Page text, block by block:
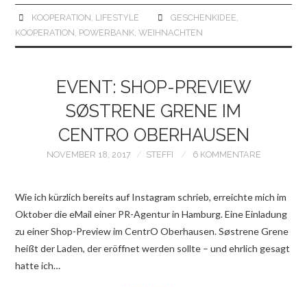
KOOPERATION, LIFESTYLE GESCHENKIDEE,
KOOPERATION, POWERBANK,WEIHNACHTEN
EVENT: SHOP-PREVIEW
SØSTRENE GRENE IM
CENTRO OBERHAUSEN
NOVEMBER 18, 2017 STEFFI 6 KOMMENTARE
Wie ich kürzlich bereits auf Instagram schrieb, erreichte mich im
Oktober die eMail einer PR-Agentur in Hamburg. Eine Einladung
zu einer Shop-Preview im CentrO Oberhausen. Søstrene Grene
heißt der Laden, der eröffnet werden sollte – und ehrlich gesagt
hatte ich…